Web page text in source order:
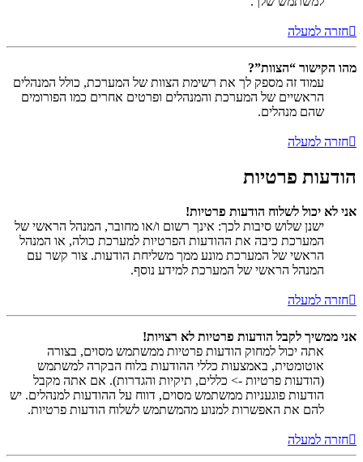
חזרה למעלה
מהו הקישור “הצוות”?
עמוד זה מספק לך את רשימת הצוות של המערכת, כולל המנהלים
הראשיים של המערכת והמנהלים ופרטים אחרים כמו הפורומים
שהם מנהלים.
חזרה למעלה
הודעות פרטיות
אני לא יכול לשלוח הודעות פרטיות!
ישנן שלוש סיבות לכך: אינך רשום ו/או מחובר, המנהל הראשי של
המערכת כיבה את ההודעות הפרטיות למערכת כולה, או המנהל
הראשי של המערכת מונע ממך משליחת הודעות. צור קשר עם
המנהל הראשי של המערכת למידע נוסף.
חזרה למעלה
אני ממשיך לקבל הודעות פרטיות לא רצויות!
אתה יכול למחוק הודעות פרטיות ממשתמש מסוים, בצורה
אוטומטית, באמצעות כללי ההודעות בלוח הבקרה למשתמש
(הודעות פרטיות -> כללים, תיקיות והגדרות). אם אתה מקבל
הודעות פוגעניות ממשתמש מסוים, דווח על ההודעות למנהלים. יש
להם את האפשרות למנוע מהמשתמש לשלוח הודעות פרטיות.
חזרה למעלה